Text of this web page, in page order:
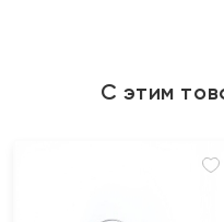
С этим